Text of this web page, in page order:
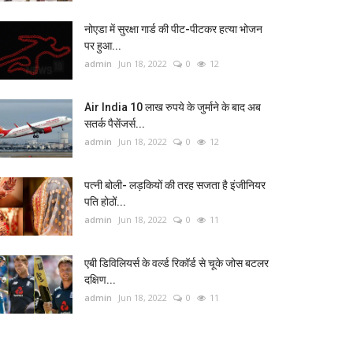
नोएडा में सुरक्षा गार्ड की पीट-पीटकर हत्या भोजन
पर हुआ...
admin Jun 18, 2022 0 12
Air India 10 लाख रुपये के जुर्माने के बाद अब
सतर्क पैसेंजर्स...
admin Jun 18, 2022 0 12
पत्नी बोली- लड़कियों की तरह सजता है इंजीनियर
पति होठों...
admin Jun 18, 2022 0 11
एबी डिविलियर्स के वर्ल्ड रिकॉर्ड से चूके जोस बटलर
दक्षिण...
admin Jun 18, 2022 0 11